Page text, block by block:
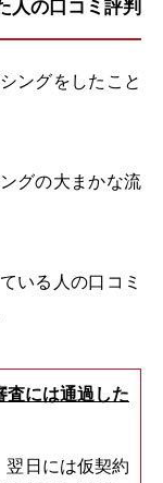
人の口コミ評判
ングをしたこと
グの大まかな流
いる人の口コミ
査には通過した
翌日には仮契約